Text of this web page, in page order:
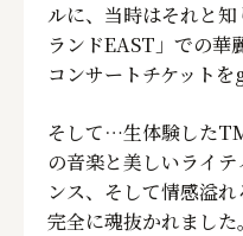
ルに、当時はそれと
ランドEAST」での華
コンサートチケットを
そして…生体験した
の音楽と美しいライ
ンス、そして情感溢
完全に魂抜かれました。